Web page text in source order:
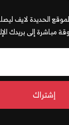
الحديدة لايف
مباشرة إلى بريدك
إشتراك